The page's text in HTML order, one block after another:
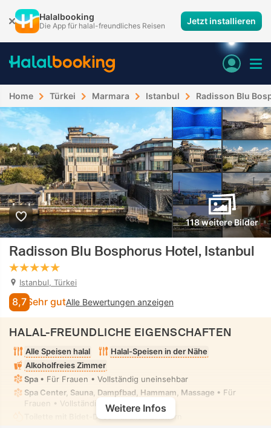
Halalbooking
Die App für halal-freundliches Reisen Jetzt installieren
Home Türkei Marmara Istanbul Radisson Blu
118 weitere Bilder
Radisson Blu Bosphorus Hotel, Istanbul
Istanbul, Türkei
8,7 Sehr gutAlle Bewertungen anzeigen
HALAL-FREUNDLICHE EIGENSCHAFTEN
Alle Speisen halal
Halal-Speisen in der Nähe
Alkoholfreies Zimmer
Spa • Für Frauen • Vollständig uneinsehbar
Spa Center, Sauna, Dampfbad, Hammam, Massage • Für
Frauen • Vollständig uneinsehbar
Toilette mit Bidet-Düse
• In allen Zimmern
Weitere Infos